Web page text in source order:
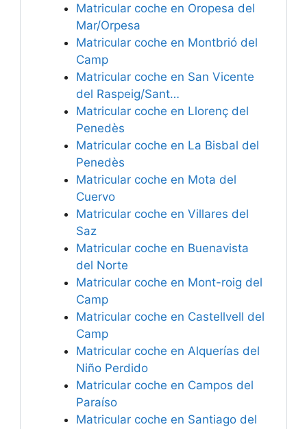
Matricular coche en Oropesa del
Mar/Orpesa
Matricular coche en Montbrió del
Camp
Matricular coche en San Vicente
del Raspeig/Sant…
Matricular coche en Llorenç del
Penedès
Matricular coche en La Bisbal del
Penedès
Matricular coche en Mota del
Cuervo
Matricular coche en Villares del
Saz
Matricular coche en Buenavista
del Norte
Matricular coche en Mont-roig del
Camp
Matricular coche en Castellvell del
Camp
Matricular coche en Alquerías del
Niño Perdido
Matricular coche en Campos del
Paraíso
Matricular coche en Santiago del